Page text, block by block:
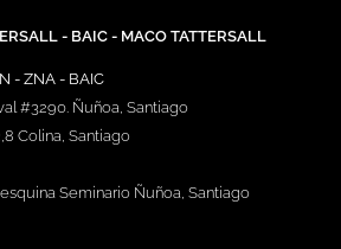
- BAIC - MACO TATTERSALL
- ZNA - BAIC
#3290. Ñuñoa, Santiago
Colina, Santiago
esquina Seminario Ñuñoa, Santiago